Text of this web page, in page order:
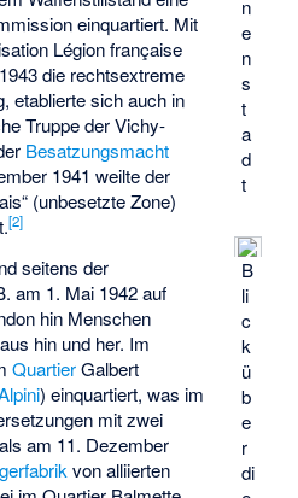
n
e
n
s
t
a
d
t
B
li
c
k
ü
b
e
r
di
einquartiert. Mit
Légion française
die rechtsextreme
etablierte sich auch in
Truppe der Vichy-
Besatzungsmacht
1941 weilte der
(unbesetzte Zone)
[2]
seitens der
am 1. Mai 1942 auf
hin Menschen
hin und her. Im
QuartierGalbert
) einquartiert, was im
mit zwei
am 11. Dezember
von alliierten